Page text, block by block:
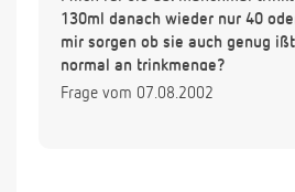
130ml danach wieder nur 40
mir sorgen ob sie auch genug
normal an trinkmenge?
Frage vom 07.08.2002